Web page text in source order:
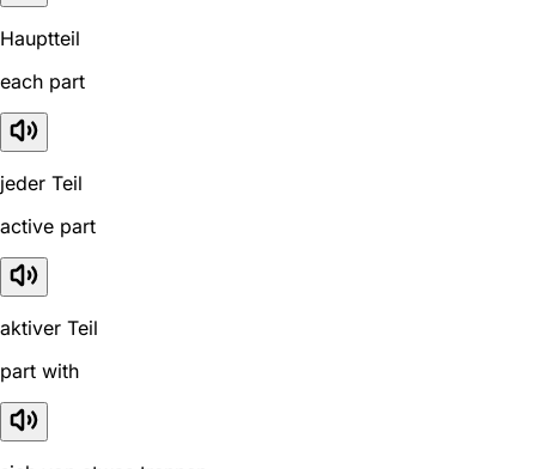
Hauptteil
each part
jeder Teil
active part
aktiver Teil
part with